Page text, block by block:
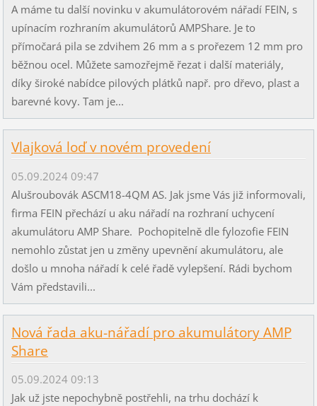
A máme tu další novinku v akumulátorovém nářadí FEIN, s
upínacím rozhraním akumulátorů AMPShare. Je to
přímočará pila se zdvihem 26 mm a s prořezem 12 mm pro
běžnou ocel. Můžete samozřejmě řezat i další materiály,
díky široké nabídce pilových plátků např. pro dřevo, plast a
barevné kovy. Tam je...
Vlajková loď v novém provedení
05.09.2024 09:47
Alušroubovák ASCM18-4QM AS. Jak jsme Vás již informovali,
firma FEIN přechází u aku nářadí na rozhraní uchycení
akumulátoru AMP Share. Pochopitelně dle fylozofie FEIN
nemohlo zůstat jen u změny upevnění akumulátoru, ale
došlo u mnoha nářadí k celé řadě vylepšení. Rádi bychom
Vám představili...
Nová řada aku-nářadí pro akumulátory AMP
Share
05.09.2024 09:13
Jak už jste nepochybně postřehli, na trhu dochází k